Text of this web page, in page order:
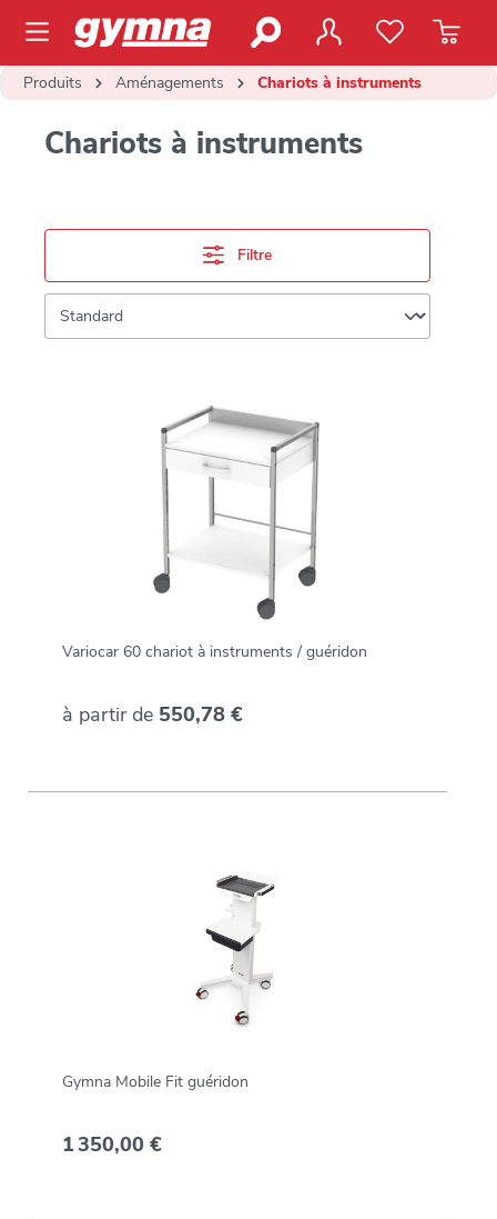
principal
Produits Aménagements Chariots à instruments
Chariots à instruments
Filtre
Variocar 60 chariot à instruments / guéridon
à partir de 550,78 €
Gymna Mobile Fit guéridon
1 350,00 €